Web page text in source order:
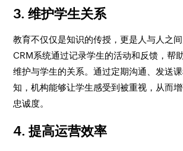
3. 维护学生关系
教育不仅仅是知识的传授，更是人与人之间
CRM系统通过记录学生的活动和反馈，帮
维护与学生的关系。通过定期沟通、发送
知，机构能够让学生感受到被重视，从而
忠诚度。
4. 提高运营效率